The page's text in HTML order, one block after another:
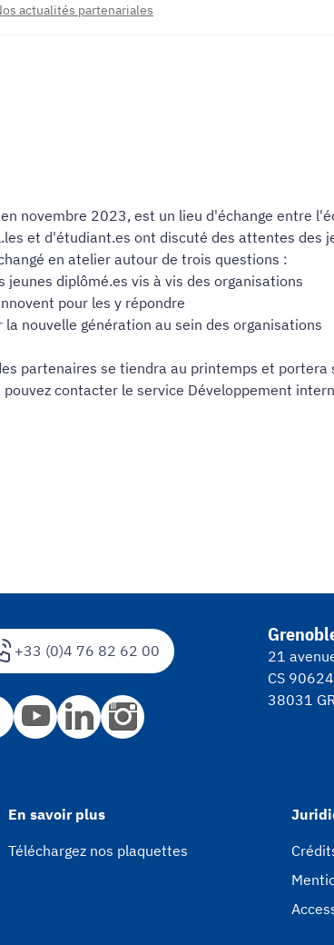
actualités partenariales
novembre 2023, est un lieu d'échange entre
et d'étudiant.es ont discuté des attentes
en atelier autour de trois questions :
jeunes diplômé.es vis à vis des organisations
pour les y répondre
nouvelle génération au sein des organisations
partenaires se tiendra au printemps et
contacter le service Développement
+33 (0)4 76 82 62 00
21
CS 90624
38031
En savoir plus
Téléchargez nos plaquettes